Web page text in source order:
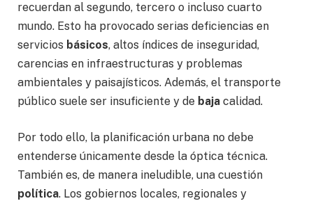
recuerdan al segundo, tercero o incluso cuarto
mundo. Esto ha provocado serias deficiencias en
servicios básicos, altos índices de inseguridad,
carencias en infraestructuras y problemas
ambientales y paisajísticos. Además, el transporte
público suele ser insuficiente y de baja calidad.
Por todo ello, la planificación urbana no debe
entenderse únicamente desde la óptica técnica.
También es, de manera ineludible, una cuestión
política. Los gobiernos locales, regionales y